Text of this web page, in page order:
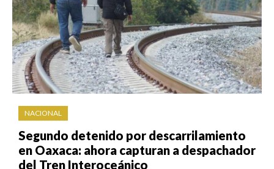
NACIONAL
Segundo detenido por descarrilamiento
en Oaxaca: ahora capturan a despachador
del Tren Interoceánico